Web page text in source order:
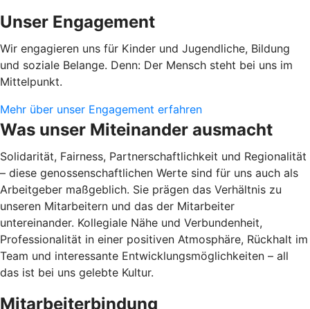
Unser Engagement
Wir engagieren uns für Kinder und Jugendliche, Bildung
und soziale Belange. Denn: Der Mensch steht bei uns im
Mittelpunkt.
Mehr über unser Engagement erfahren
Was unser Miteinander ausmacht
Solidarität, Fairness, Partnerschaftlichkeit und Regionalität
– diese genossenschaftlichen Werte sind für uns auch als
Arbeitgeber maßgeblich. Sie prägen das Verhältnis zu
unseren Mitarbeitern und das der Mitarbeiter
untereinander. Kollegiale Nähe und Verbundenheit,
Professionalität in einer positiven Atmosphäre, Rückhalt im
Team und interessante Entwicklungsmöglichkeiten – all
das ist bei uns gelebte Kultur.
Mitarbeiterbindung